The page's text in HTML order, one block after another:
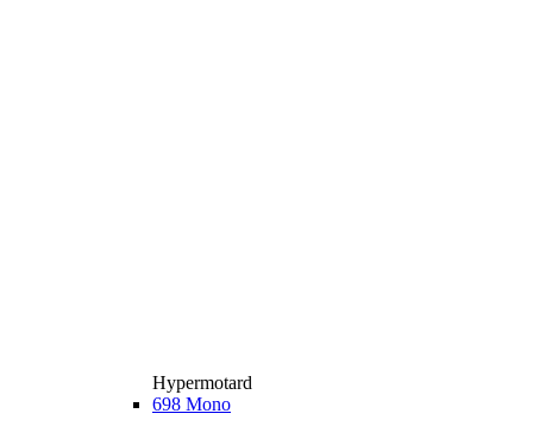
Hypermotard
698 Mono